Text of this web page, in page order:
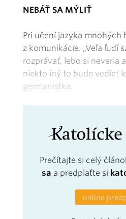
NEBÁŤ SA MÝLIŤ
Pri učení jazyka mnohých
z komunikácie. „Veľa ľudí
rozprávať, lebo si neveria
niekto iný to bude vedieť
germanistka.
Prečítajte si celý
sa a predplaťte si
online